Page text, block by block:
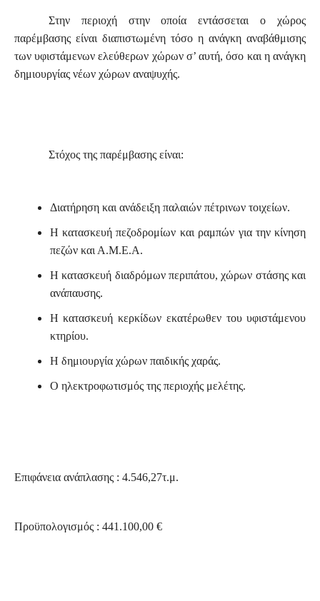
Στην περιοχή στην οποία εντάσσεται ο χώρος
παρέμβασης είναι διαπιστωμένη τόσο η ανάγκη αναβάθμισης
των υφιστάμενων ελεύθερων χώρων σ’ αυτή, όσο και η ανάγκη
δημιουργίας νέων χώρων αναψυχής.
Στόχος της παρέμβασης είναι:
Διατήρηση και ανάδειξη παλαιών πέτρινων τοιχείων.
Η κατασκευή πεζοδρομίων και ραμπών για την κίνηση
πεζών και Α.Μ.Ε.Α.
Η κατασκευή διαδρόμων περιπάτου, χώρων στάσης και
ανάπαυσης.
Η κατασκευή κερκίδων εκατέρωθεν του υφιστάμενου
κτηρίου.
Η δημιουργία χώρων παιδικής χαράς.
Ο ηλεκτροφωτισμός της περιοχής μελέτης.
Επιφάνεια ανάπλασης : 4.546,27τ.μ.
Προϋπολογισμός : 441.100,00 €